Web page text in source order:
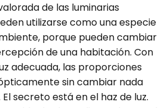
de las luminarias
utilizarse como una especie
porque pueden cambiar
de una habitación. Con
adecuada, las proporciones
sin cambiar nada
secreto está en el haz de luz.